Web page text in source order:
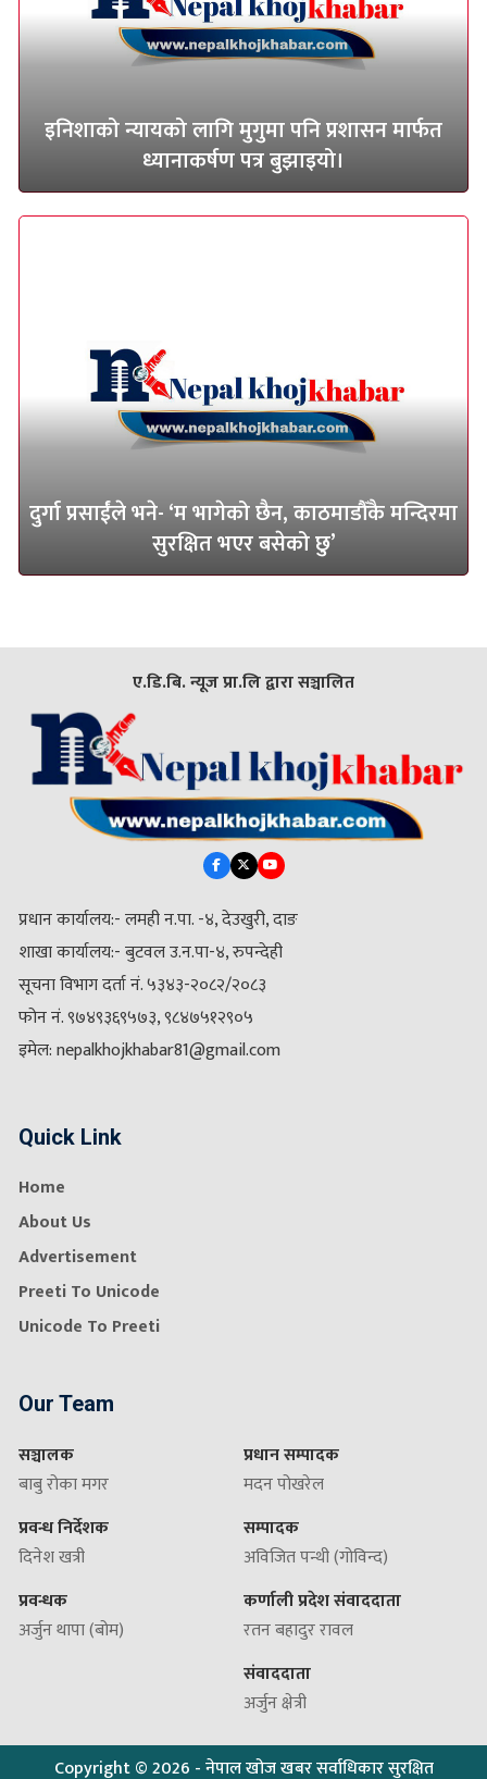
इनिशाको न्यायको लागि मुगुमा पनि प्रशासन मार्फत
ध्यानाकर्षण पत्र बुझाइयो।
दुर्गा प्रसाईंले भने- ‘म भागेको छैन, काठमाडौँकै मन्दिरमा
सुरक्षित भएर बसेको छु’
ए.डि.बि. न्यूज प्रा.लि द्वारा सञ्चालित
प्रधान कार्यालय:- लमही न.पा. -४, देउखुरी, दाङ
शाखा कार्यालय:- बुटवल उ.न.पा-४, रुपन्देही
सूचना विभाग दर्ता नं. ५३४३-२०८२/२०८३
फोन नं. ९७४९३६९५७३, ९८४७५१२९०५
इमेल: nepalkhojkhabar81@gmail.com
Quick Link
Home
About Us
Advertisement
Preeti To Unicode
Unicode To Preeti
Our Team
सञ्चालक
बाबु रोका मगर
प्रवन्ध निर्देशक
दिनेश खत्री
प्रवन्धक
अर्जुन थापा (बोम)
प्रधान सम्पादक
मदन पोखरेल
सम्पादक
अविजित पन्थी (गोविन्द)
कर्णाली प्रदेश संवाददाता
रतन बहादुर रावल
संवाददाता
अर्जुन क्षेत्री
Copyright ©2026 - नेपाल खोज खबर सर्वाधिकार सुरक्षित